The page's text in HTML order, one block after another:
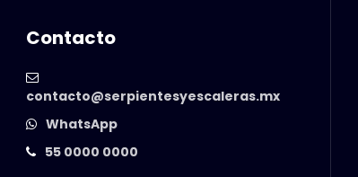
Contacto
contacto@serpientesyescaleras.mx
WhatsApp
55 0000 0000